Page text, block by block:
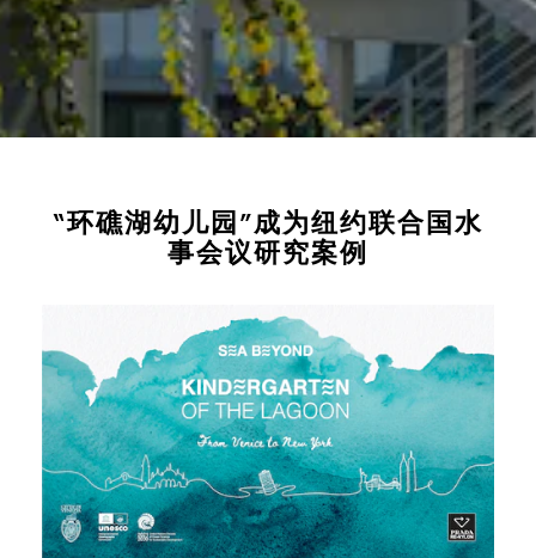
“环礁湖幼儿园”成为纽约联合国水
事会议研究案例